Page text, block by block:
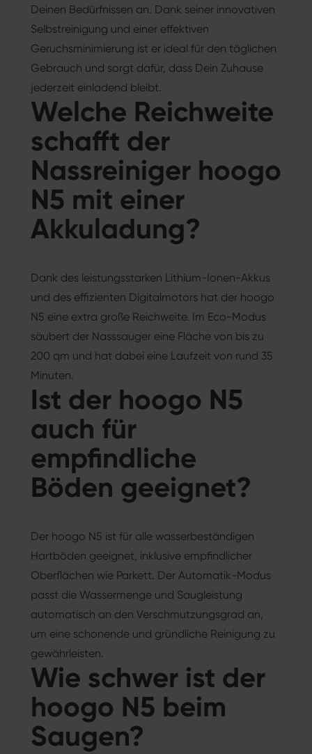
Deinen Bedürfnissen an. Dank seiner innovativen
Selbstreinigung und einer effektiven
Geruchsminimierung ist er ideal für den täglichen
Gebrauch und sorgt dafür, dass Dein Zuhause
jederzeit einladend bleibt.
Welche Reichweite
schafft der
Nassreiniger hoogo
N5 mit einer
Akkuladung?
Dank des leistungsstarken Lithium-Ionen-Akkus
und des effizienten Digitalmotors hat der hoogo
N5 eine extra große Reichweite. Im Eco-Modus
säubert der Nasssauger eine Fläche von bis zu
200 qm und hat dabei eine Laufzeit von rund 35
Minuten.
Ist der hoogo N5
auch für
empfindliche
Böden geeignet?
Der hoogo N5 ist für alle wasserbeständigen
Hartböden geeignet, inklusive empfindlicher
Oberflächen wie Parkett. Der Automatik-Modus
passt die Wassermenge und Saugleistung
automatisch an den Verschmutzungsgrad an,
um eine schonende und gründliche Reinigung zu
gewährleisten.
Wie schwer ist der
hoogo N5 beim
Saugen?